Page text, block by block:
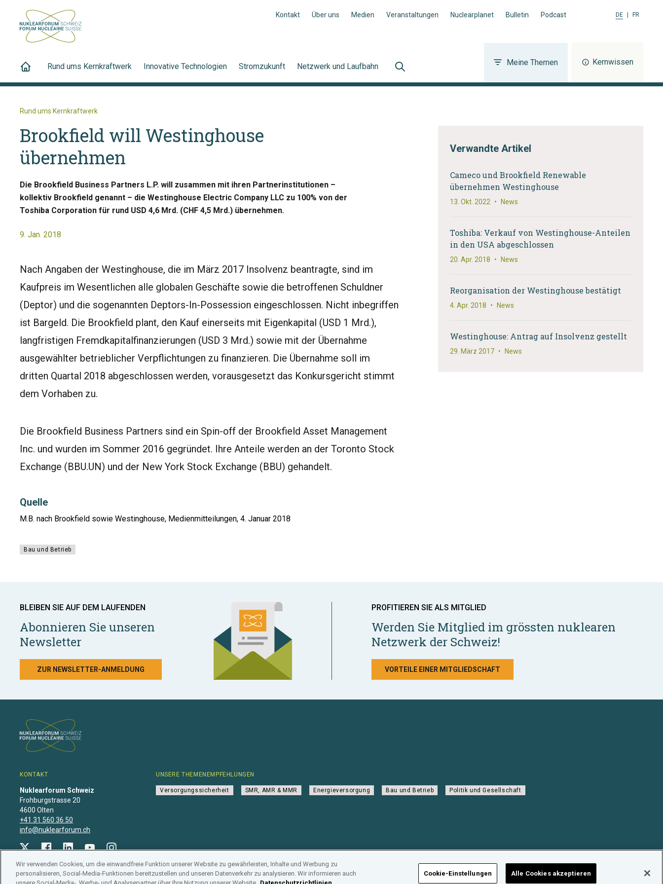
Kontakt Über uns Medien Veranstaltungen Nuclearplanet Bulletin Podcast DE FR
Rund ums Kernkraftwerk Innovative Technologien Stromzukunft Netzwerk und Laufbahn Meine Themen Kernwissen
Rund ums Kernkraftwerk
Brookfield will Westinghouse
übernehmen
Die Brookfield Business Partners L.P. will zusammen mit ihren Partnerinstitutionen –
kollektiv Brookfield genannt – die Westinghouse Electric Company LLC zu 100% von der
Toshiba Corporation für rund USD 4,6 Mrd. (CHF 4,5 Mrd.) übernehmen.
9. Jan. 2018
Nach Angaben der Westinghouse, die im März 2017 Insolvenz beantragte, sind im
Kaufpreis im Wesentlichen alle globalen Geschäfte sowie die betroffenen Schuldner
(Deptor) und die sogenannten Deptors-In-Possession eingeschlossen. Nicht inbegriffen
ist Bargeld. Die Brookfield plant, den Kauf einerseits mit Eigenkapital (USD 1 Mrd.),
langfristigen Fremdkapitalfinanzierungen (USD 3 Mrd.) sowie mit der Übernahme
ausgewählter betrieblicher Verpflichtungen zu finanzieren. Die Übernahme soll im
dritten Quartal 2018 abgeschlossen werden, vorausgesetzt das Konkursgericht stimmt
dem Vorhaben zu.
Die Brookfield Business Partners sind ein Spin-off der Brookfield Asset Management
Inc. und wurden im Sommer 2016 gegründet. Ihre Anteile werden an der Toronto Stock
Exchange (BBU.UN) und der New York Stock Exchange (BBU) gehandelt.
Quelle
M.B. nach Brookfield sowie Westinghouse, Medienmitteilungen, 4. Januar 2018
Bau und Betrieb
Verwandte Artikel
Cameco und Brookfield Renewable
übernehmen Westinghouse
13. Okt. 2022 • News
Toshiba: Verkauf von Westinghouse-Anteilen
in den USA abgeschlossen
20. Apr. 2018 • News
Reorganisation der Westinghouse bestätigt
4. Apr. 2018 • News
Westinghouse: Antrag auf Insolvenz gestellt
29. März 2017 • News
BLEIBEN SIE AUF DEM LAUFENDEN
Abonnieren Sie unseren
Newsletter
ZUR NEWSLETTER-ANMELDUNG
PROFITIEREN SIE ALS MITGLIED
Werden Sie Mitglied im grössten nuklearen
Netzwerk der Schweiz!
VORTEILE EINER MITGLIEDSCHAFT
KONTAKT
Nuklearforum Schweiz
Frohburgstrasse 20
4600 Olten
+41 31 560 36 50
info@nuklearforum.ch
UNSERE THEMENEMPFEHLUNGEN
Versorgungssicherheit SMR, AMR & MMR Energieversorgung Bau und Betrieb Politik und Gesellschaft
Datenschutzerklärung • Impressum • Mitgliedschaft • Branchenregister NUKLEARFORUM SCHWEIZ © 2026
Wir verwenden Cookies, um die einwandfreie Funktion unserer Website zu gewährleisten, Inhalte und Werbung zu
personalisieren, Social-Media-Funktionen bereitzustellen und unseren Datenverkehr zu analysieren. Wir informieren auch
Cookie-Einstellungen Alle Cookies akzeptieren